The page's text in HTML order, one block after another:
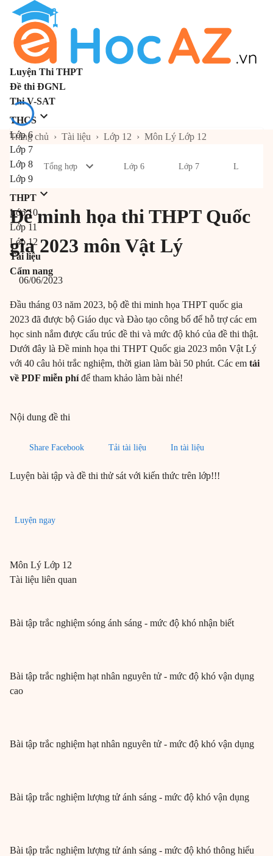
Luyện Thi THPT
Đề thi ĐGNL
Thi V-SAT
THCS
Lớp 6
Lớp 7
Lớp 8
Lớp 9
THPT
Lớp 10
Lớp 11
Lớp 12
Tài liệu
Cẩm nang
Trang chủ › Tài liệu › Lớp 12 › Môn Lý Lớp 12
Tổng hợp Lớp 6 Lớp 7 Lớp 8
Đề minh họa thi THPT Quốc
gia 2023 môn Vật Lý
06/06/2023
Đầu tháng 03 năm 2023, bộ đề thi minh họa THPT quốc gia
2023 đã được bộ Giáo dục và Đào tạo công bố để hỗ trợ các em
học sinh nắm được cấu trúc đề thi và mức độ khó của đề thi thật.
Dưới đây là Đề minh họa thi THPT Quốc gia 2023 môn Vật Lý
với 40 câu hỏi trắc nghiệm, thời gian làm bài 50 phút. Các em tải
về PDF miễn phíđể tham khảo làm bài nhé!
Nội dung đề thi
Share Facebook Tải tài liệu In tài liệu
Luyện bài tập và đề thi thử sát với kiến thức trên lớp!!!
Luyện ngay
Môn Lý Lớp 12
Tài liệu liên quan
Bài tập trắc nghiệm sóng ánh sáng - mức độ khó nhận biết
Bài tập trắc nghiệm hạt nhân nguyên tử - mức độ khó vận dụng
cao
Bài tập trắc nghiệm hạt nhân nguyên tử - mức độ khó vận dụng
Bài tập trắc nghiệm lượng tử ánh sáng - mức độ khó vận dụng
Bài tập trắc nghiệm lượng tử ánh sáng - mức độ khó thông hiểu